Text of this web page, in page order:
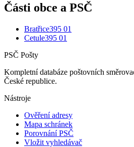
Části obce a PSČ
Bratřice395 01
Cetule395 01
PSČ Pošty
Kompletní databáze poštovních
České republice.
Nástroje
Ověření adresy
Mapa schránek
Porovnání PSČ
Vložit vyhledávač